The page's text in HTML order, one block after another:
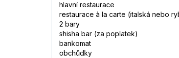
hlavní restaurace
restaurace à la carte (italská nebo
2 bary
shisha bar (za poplatek)
bankomat
obchůdky